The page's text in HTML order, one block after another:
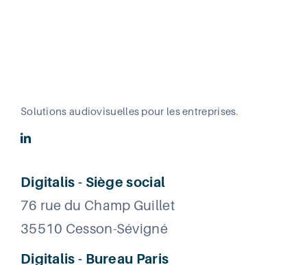
Solutions audiovisuelles pour les entreprises.
Digitalis - Siège social
76 rue du Champ Guillet
35510 Cesson-Sévigné
Digitalis - Bureau Paris